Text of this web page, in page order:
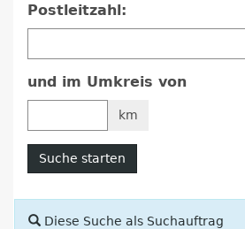
Postleitzahl:
und im Umkreis von
km
Suche starten
Diese Suche als Suchauftrag